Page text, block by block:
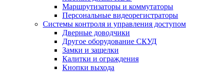
Маршрутизаторы и коммутаторы
Персональные видеорегистраторы
Системы контроля и управления доступом
Дверные доводчики
Другое оборудование СКУД
Замки и защелки
Калитки и ограждения
Кнопки выхода